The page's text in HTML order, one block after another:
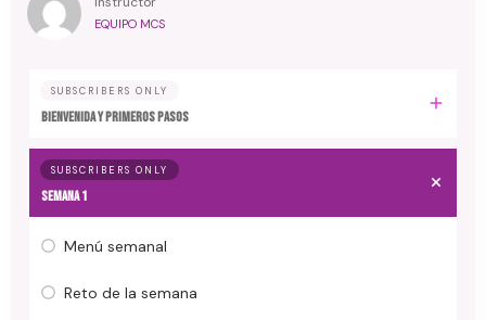
EQUIPO MCS
SUBSCRIBERS ONLY
Bienvenida y primeros pasos
SUBSCRIBERS ONLY
Semana 1
Menú semanal
Reto de la semana